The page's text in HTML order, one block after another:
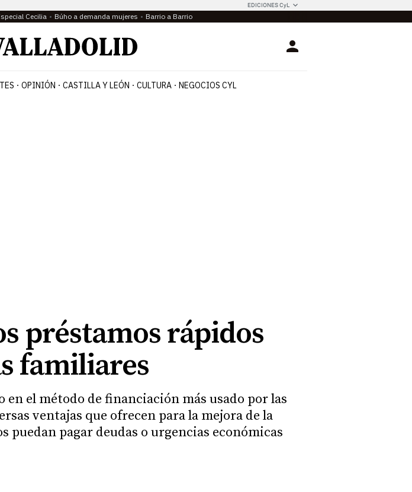
EDICIONES CyL
Cecilia Búho a demanda mujeres Barrio a Barrio
Login
OPINIÓN CASTILLA Y LEÓN CULTURA NEGOCIOS CYL
préstamos rápidos
familiares
el método de financiación más usado por las
ventajas que ofrecen para la mejora de la
pagar deudas o urgencias económicas